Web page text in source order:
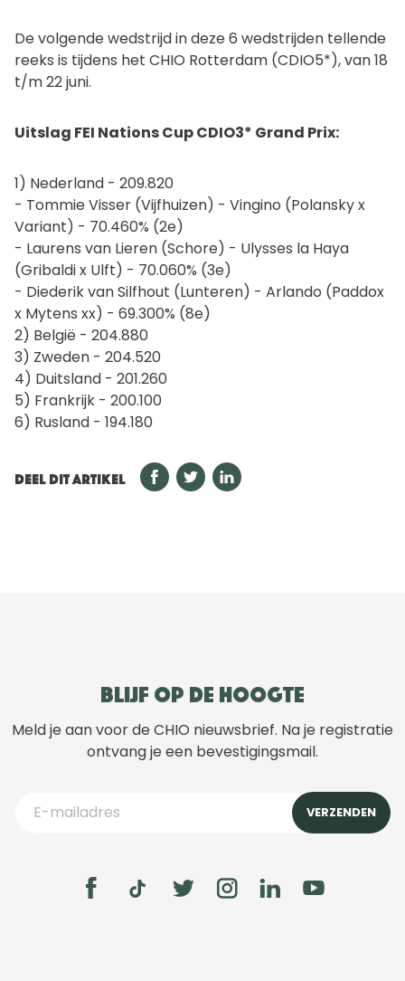
De volgende wedstrijd in deze 6 wedstrijden tellende
reeks is tijdens het CHIO Rotterdam (CDIO5*), van 18
t/m 22 juni.
Uitslag FEI Nations Cup CDIO3* Grand Prix:
1) Nederland - 209.820
- Tommie Visser (Vijfhuizen) - Vingino (Polansky x
Variant) - 70.460% (2e)
- Laurens van Lieren (Schore) - Ulysses la Haya
(Gribaldi x Ulft) - 70.060% (3e)
- Diederik van Silfhout (Lunteren) - Arlando (Paddox
x Mytens xx) - 69.300% (8e)
2) België - 204.880
3) Zweden - 204.520
4) Duitsland - 201.260
5) Frankrijk - 200.100
6) Rusland - 194.180
DEEL DIT ARTIKEL
Blijf op de hoogte
Meld je aan voor de CHIO nieuwsbrief. Na je registratie
ontvang je een bevestigingsmail.